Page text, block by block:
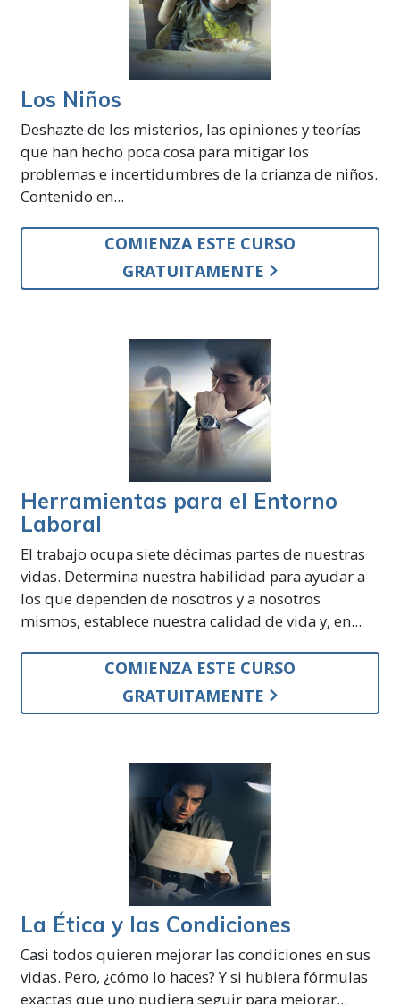
Los Niños
Deshazte de los misterios, las opiniones y teorías
que han hecho poca cosa para mitigar los
problemas e incertidumbres de la crianza de niños.
Contenido en...
COMIENZA ESTE CURSO
GRATUITAMENTE
Herramientas para el Entorno
Laboral
El trabajo ocupa siete décimas partes de nuestras
vidas. Determina nuestra habilidad para ayudar a
los que dependen de nosotros y a nosotros
mismos, establece nuestra calidad de vida y, en...
COMIENZA ESTE CURSO
GRATUITAMENTE
La Ética y las Condiciones
Casi todos quieren mejorar las condiciones en sus
vidas. Pero, ¿cómo lo haces? Y si hubiera fórmulas
exactas que uno pudiera seguir para mejorar...